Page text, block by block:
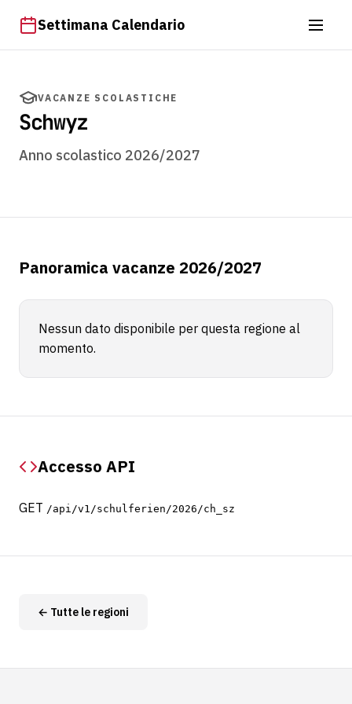
Settimana Calendario
VACANZE SCOLASTICHE
Schwyz
Anno scolastico 2026/2027
Panoramica vacanze 2026/2027
Nessun dato disponibile per questa regione al
momento.
Accesso API
GET /api/v1/schulferien/2026/ch_sz
← Tutte le regioni